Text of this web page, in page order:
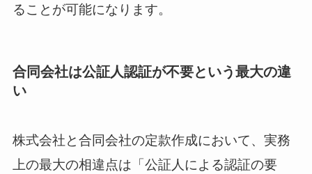
ることが可能になります。
合同会社は公証人認証が不要という最大の違
い
株式会社と合同会社の定款作成において、実務
上の最大の相違点は「公証人による認証の要